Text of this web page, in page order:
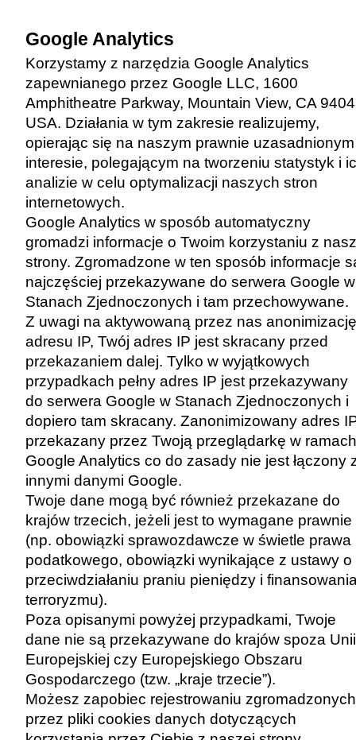
Google Analytics
Korzystamy z narzędzia Google Analytics
zapewnianego przez Google LLC, 1600
Amphitheatre Parkway, Mountain View, CA
USA. Działania w tym zakresie realizujemy,
opierając się na naszym prawnie uzasadnionym
interesie, polegającym na tworzeniu statystyk i
analizie w celu optymalizacji naszych stron
internetowych.
Google Analytics w sposób automatyczny
gromadzi informacje o Twoim korzystaniu z
strony. Zgromadzone w ten sposób informacje
najczęściej przekazywane do serwera Google w
Stanach Zjednoczonych i tam przechowywane.
Z uwagi na aktywowaną przez nas anonimizację
adresu IP, Twój adres IP jest skracany przed
przekazaniem dalej. Tylko w wyjątkowych
przypadkach pełny adres IP jest przekazywany
do serwera Google w Stanach Zjednoczonych i
dopiero tam skracany. Zanonimizowany adres
przekazany przez Twoją przeglądarkę w ramach
Google Analytics co do zasady nie jest łączony
innymi danymi Google.
Twoje dane mogą być również przekazane do
krajów trzecich, jeżeli jest to wymagane prawnie
(np. obowiązki sprawozdawcze w świetle prawa
podatkowego, obowiązki wynikające z ustawy o
przeciwdziałaniu praniu pieniędzy i
terroryzmu).
Poza opisanymi powyżej przypadkami, Twoje
dane nie są przekazywane do krajów spoza Unii
Europejskiej czy Europejskiego Obszaru
Gospodarczego (tzw. „kraje trzecie”).
Możesz zapobiec rejestrowaniu zgromadzonych
przez pliki cookies danych dotyczących